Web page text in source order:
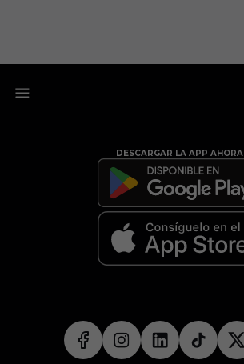
DESCARGAR LA APP AHORA